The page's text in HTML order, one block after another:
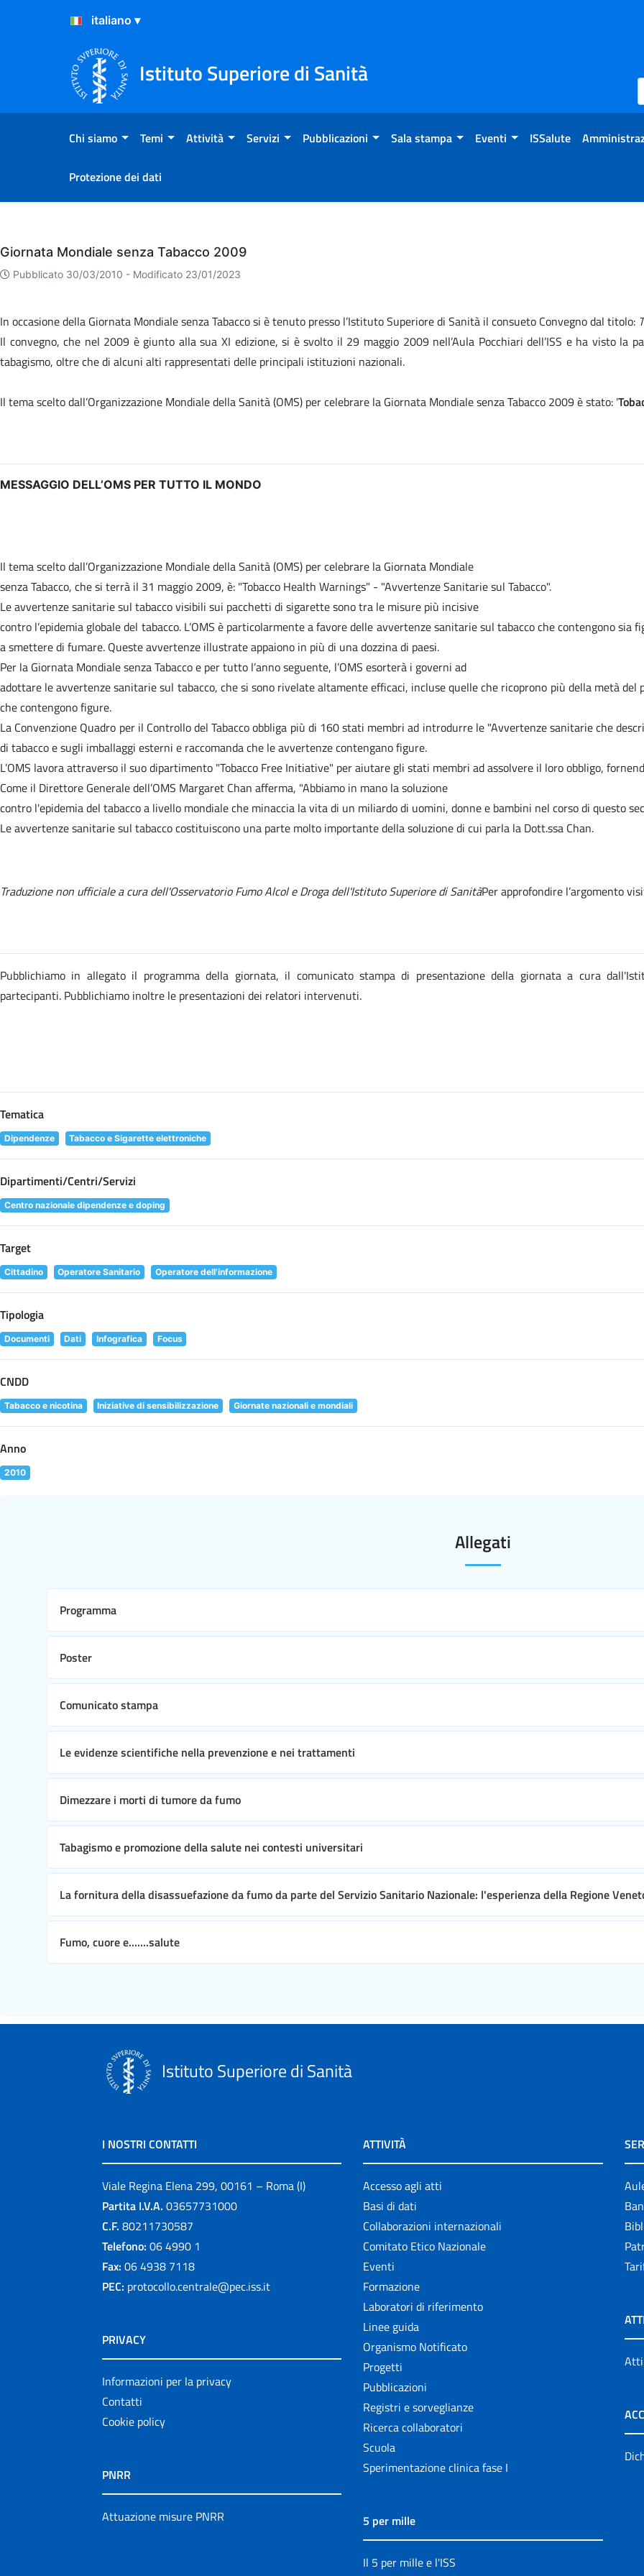
Salta al Contenuto
Salta al Footer
Istituto Superiore di Sanità
Chi siamo Temi Attività Servizi Pubblicazioni Sala stampa Eventi ISSalute
Protezione dei dati
Eventi
Giornata Mondiale senza Tabacco 2009
Pubblicato 30/03/2010 - Modificato 23/01/2023
In occasione della Giornata Mondiale senza Tabacco si è tenuto presso l’Istituto Superiore di Sanità il consueto Convegno dal titolo:
Il convegno, che nel 2009 è giunto alla sua XI edizione, si è svolto il 29 maggio 2009 nell’Aula Pocchiari dell’ISS e ha visto la
tabagismo, oltre che di alcuni alti rappresentati delle principali istituzioni nazionali.
Il tema scelto dall’Organizzazione Mondiale della Sanità (OMS) per celebrare la Giornata Mondiale senza Tabacco 2009 è stato: '
MESSAGGIO DELL’OMS PER TUTTO IL MONDO
Il tema scelto dall’Organizzazione Mondiale della Sanità (OMS) per celebrare la Giornata Mondiale
senza Tabacco, che si terrà il 31 maggio 2009, è: "Tobacco Health Warnings" - "Avvertenze Sanitarie sul Tabacco".
Le avvertenze sanitarie sul tabacco visibili sui pacchetti di sigarette sono tra le misure più incisive
contro l’epidemia globale del tabacco. L’OMS è particolarmente a favore delle avvertenze sanitarie sul tabacco che contengono
a smettere di fumare. Queste avvertenze illustrate appaiono in più di una dozzina di paesi.
Per la Giornata Mondiale senza Tabacco e per tutto l’anno seguente, l’OMS esorterà i governi ad
adottare le avvertenze sanitarie sul tabacco, che si sono rivelate altamente efficaci, incluse quelle che ricoprono più della metà
che contengono figure.
La Convenzione Quadro per il Controllo del Tabacco obbliga più di 160 stati membri ad introdurre le "Avvertenze sanitarie che
di tabacco e sugli imballaggi esterni e raccomanda che le avvertenze contengano figure.
L’OMS lavora attraverso il suo dipartimento "Tobacco Free Initiative" per aiutare gli stati membri ad assolvere il loro obbligo,
Come il Direttore Generale dell’OMS Margaret Chan afferma, "Abbiamo in mano la soluzione
contro l'epidemia del tabacco a livello mondiale che minaccia la vita di un miliardo di uomini, donne e bambini nel corso di questo
Le avvertenze sanitarie sul tabacco costituiscono una parte molto importante della soluzione di cui parla la Dott.ssa Chan.
Traduzione non ufficiale a cura dell'Osservatorio Fumo Alcol e Droga dell'Istituto Superiore di SanitàPer approfondire l’argomento
Pubblichiamo in allegato il programma della giornata, il comunicato stampa di presentazione della giornata a cura
partecipanti. Pubblichiamo inoltre le presentazioni dei relatori intervenuti.
Tematica
Dipendenze Tabacco e Sigarette elettroniche
Dipartimenti/Centri/Servizi
Centro nazionale dipendenze e doping
Target
Cittadino Operatore Sanitario Operatore dell'informazione
Tipologia
Documenti Dati Infografica Focus
CNDD
Tabacco e nicotina Iniziative di sensibilizzazione Giornate nazionali e mondiali
Anno
2010
Allegati
Programma
Poster
Comunicato stampa
Le evidenze scientifiche nella prevenzione e nei trattamenti
Dimezzare i morti di tumore da fumo
Tabagismo e promozione della salute nei contesti universitari
La fornitura della disassuefazione da fumo da parte del Servizio Sanitario Nazionale: l'esperienza della Regione
Fumo, cuore e.......salute
Istituto Superiore di Sanità
I NOSTRI CONTATTI
Viale Regina Elena 299, 00161 – Roma (I)
Partita I.V.A. 03657731000
C.F. 80211730587
Telefono: 06 4990 1
Fax: 06 4938 7118
PEC: protocollo.centrale@pec.iss.it
PRIVACY
Informazioni per la privacy
Contatti
Cookie policy
PNRR
Attuazione misure PNRR
ATTIVITÀ
Accesso agli atti
Basi di dati
Collaborazioni internazionali
Comitato Etico Nazionale
Eventi
Formazione
Laboratori di riferimento
Linee guida
Organismo Notificato
Progetti
Pubblicazioni
Registri e sorveglianze
Ricerca collaboratori
Scuola
Sperimentazione clinica fase I
5 per mille
Il 5 per mille e l'ISS
Atti